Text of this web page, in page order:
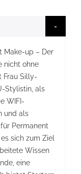
Make-up – Der
nicht ohne
Frau Silly-
Stylistin, als
WIFI-
und als
Permanent
sich zum Ziel
Wissen
eine